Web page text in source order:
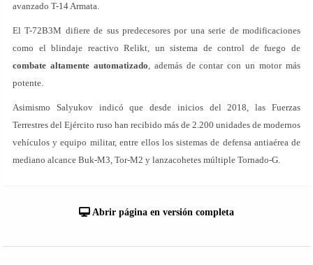
avanzado T-14 Armata.
El T-72B3M difiere de sus predecesores por una serie de modificaciones
como el blindaje reactivo Relikt, un sistema de control de fuego de
combate altamente automatizado, además de contar con un motor más
potente.
Asimismo Salyukov indicó que desde inicios del 2018, las Fuerzas
Terrestres del Ejército ruso han recibido más de 2.200 unidades de modernos
vehículos y equipo militar, entre ellos los sistemas de defensa antiaérea de
mediano alcance Buk-M3, Tor-M2 y lanzacohetes múltiple Tornado-G.
Abrir página en versión completa